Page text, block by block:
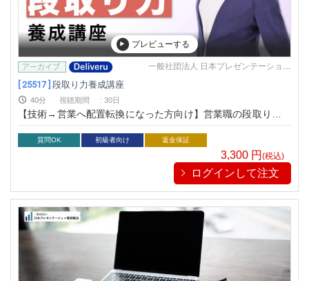
プレビューする
一般社団法人 日本プレゼンテーション
[ 25517 ] 段取り力養成講座
40分 視聴期間 : 30日
【技術→営業へ配置転換になった方向け】営業職の段取りの基
本が学べる
質問OK 初級者向け 返金保証
3,300 円(税込)
ログインして注文